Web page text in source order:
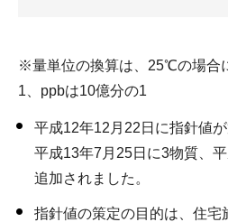
※量単位の換算は、25℃の場合
1、ppbは10億分の1
平成12年12月22日に指針値
平成13年7月25日に3物質、
追加されました。
指針値の策定の目的は、住宅